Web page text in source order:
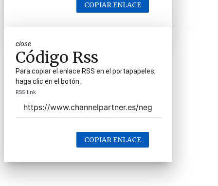
COPIAR ENLACE
close
Código Rss
Para copiar el enlace RSS en el portapapeles,
haga clic en el botón.
RSS link
COPIAR ENLACE